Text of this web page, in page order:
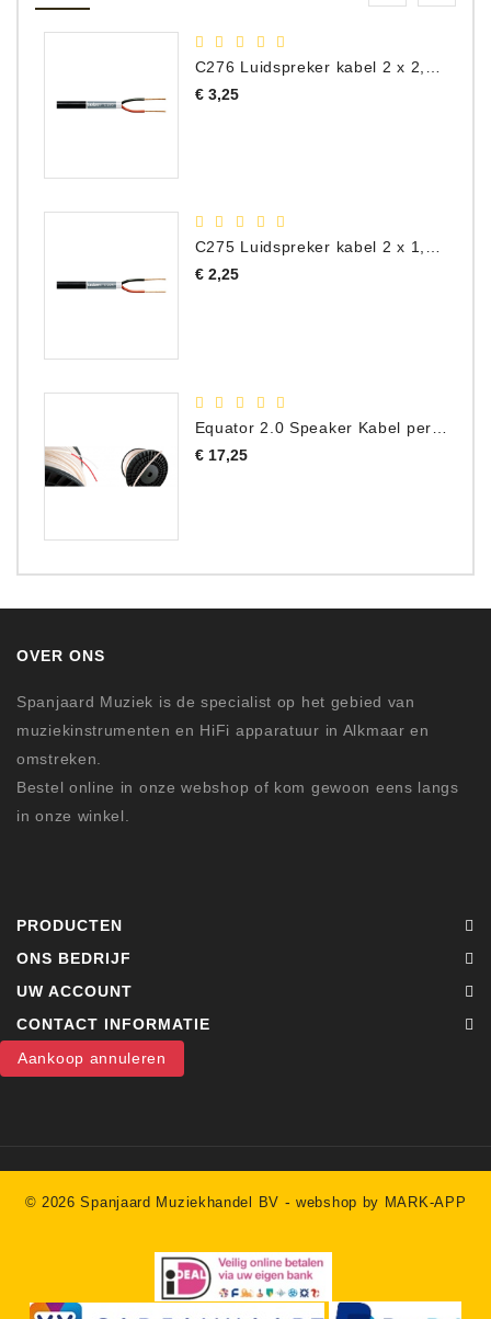
€ 3,25Prijs
C275 Luidspreker kabel 2 x 1,50 mm² (Per Meter)
€ 2,25Prijs
€ 17,25Prijs
OVER ONS
Spanjaard Muziek is de specialist op het gebied van
muziekinstrumenten en HiFi apparatuur in Alkmaar en
omstreken.
Bestel online in onze webshop of kom gewoon eens langs
in onze winkel.
PRODUCTEN
ONS BEDRIJF
UW ACCOUNT
CONTACT INFORMATIE
Aankoop annuleren
© 2026 Spanjaard Muziekhandel BV -webshop by MARK-APP